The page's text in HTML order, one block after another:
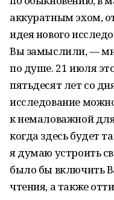
аккуратным эхом,
идея нового
Вы замыслили, —
по душе. 21 июля
пятьдесят лет со
исследование
к немаловажной
когда здесь будет
я думаю устроить
было бы включить
чтения, а также